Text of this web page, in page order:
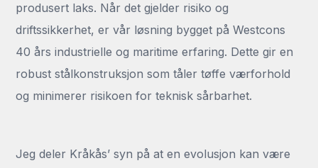
produsert laks. Når det gjelder risiko og
driftssikkerhet, er vår løsning bygget på Westcons
40 års industrielle og maritime erfaring. Dette gir en
robust stålkonstruksjon som tåler tøffe værforhold
og minimerer risikoen for teknisk sårbarhet.
Jeg deler Kråkås’ syn på at en evolusjon kan være